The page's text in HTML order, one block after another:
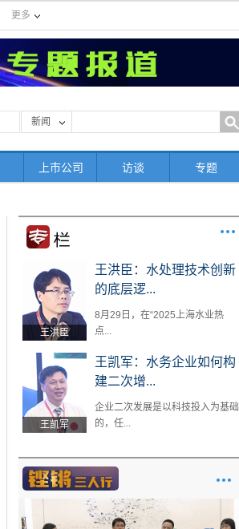
更多
新闻
上市公司 访谈 专题
王洪臣
王洪臣：水处理技术创新
的底层逻...
8月29日，在“2025上海水业热
点...
王凯军
王凯军：水务企业如何构
建二次增...
企业二次发展是以科技投入为基础
的，任...